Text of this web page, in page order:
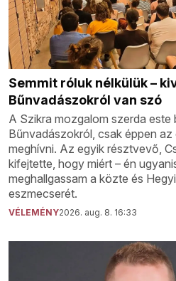
Semmit róluk nélkülük –
Bűnvadászokról van szó
A Szikra mozgalom szerda este
Bűnvadászokról, csak éppen az
meghívni. Az egyik résztvevő,
kifejtette, hogy miért – én
meghallgassam a közte és
eszmecserét.
VÉLEMÉNY2026. aug. 8. 16:33